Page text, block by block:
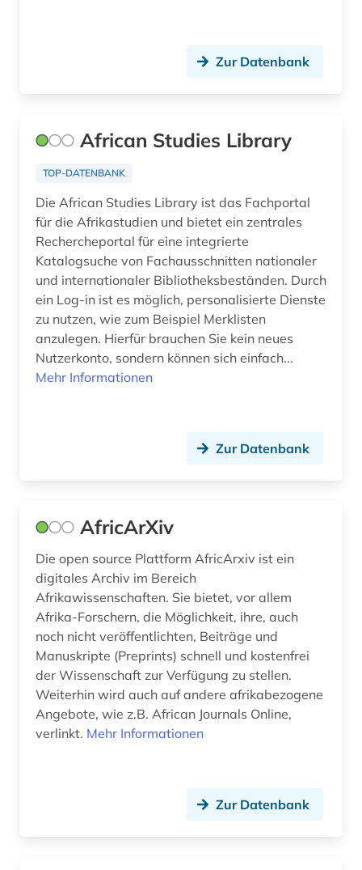
darstellende kunst (1)
data mining (1)
daten (1)
datenaustausch (1)
datenbank (4)
datenbank genesis (1)
datensatz (1)
defa (1)
delmenhorst (1)
demokratische bildung (1)
den haag (1)
Zur Datenbank
African Studies Library
TOP-DATENBANK
Die African Studies Library ist das Fachportal
für die Afrikastudien und bietet ein zentrales
Rechercheportal für eine integrierte
Katalogsuche von Fachausschnitten nationaler
und internationaler Bibliotheksbeständen. Durch
ein Log-in ist es möglich, personalisierte Dienste
zu nutzen, wie zum Beispiel Merklisten
anzulegen. Hierfür brauchen Sie kein neues
Nutzerkonto, sondern können sich einfach...
Mehr Informationen
Zur Datenbank
AfricArXiv
Die open source Plattform AfricArxiv ist ein
digitales Archiv im Bereich
Afrikawissenschaften. Sie bietet, vor allem
Afrika-Forschern, die Möglichkeit, ihre, auch
noch nicht veröffentlichten, Beiträge und
Manuskripte (Preprints) schnell und kostenfrei
der Wissenschaft zur Verfügung zu stellen.
Weiterhin wird auch auf andere afrikabezogene
Angebote, wie z.B. African Journals Online,
verlinkt. Mehr Informationen
Zur Datenbank